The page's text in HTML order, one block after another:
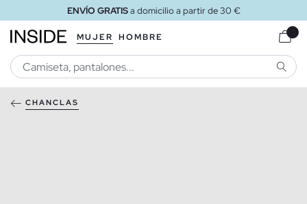
ENVÍO GRATISa domicilio a partir de 30 €
MUJER HOMBRE
CHANCLAS